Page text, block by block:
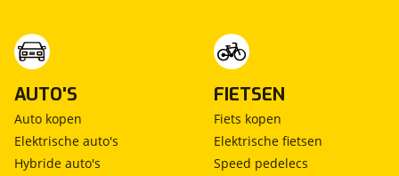
AUTO'S
Auto kopen
Elektrische auto's
Hybride auto's
FIETSEN
Fiets kopen
Elektrische fietsen
Speed pedelecs